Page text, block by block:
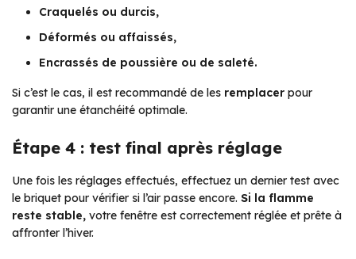
Craquelés ou durcis,
Déformés ou affaissés,
Encrassés de poussière ou de saleté.
Si c’est le cas, il est recommandé de les remplacer pour
garantir une étanchéité optimale.
Étape 4 : test final après réglage
Une fois les réglages effectués, effectuez un dernier test avec
le briquet pour vérifier si l’air passe encore. Si la flamme
reste stable, votre fenêtre est correctement réglée et prête à
affronter l’hiver.